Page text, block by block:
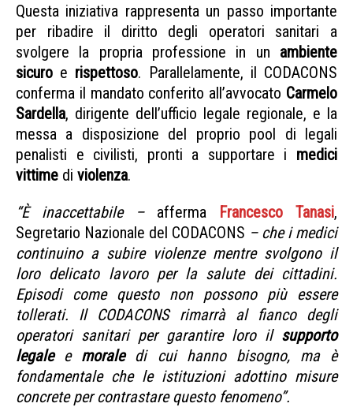
Questa iniziativa rappresenta un passo importante
per ribadire il diritto degli operatori sanitari a
svolgere la propria professione in un ambiente
sicuro e rispettoso. Parallelamente, il CODACONS
conferma il mandato conferito all’avvocato Carmelo
Sardella, dirigente dell’ufficio legale regionale, e la
messa a disposizione del proprio pool di legali
penalisti e civilisti, pronti a supportare i medici
vittime di violenza.
“È inaccettabile – afferma Francesco Tanasi,
Segretario Nazionale del CODACONS – che i medici
continuino a subire violenze mentre svolgono il
loro delicato lavoro per la salute dei cittadini.
Episodi come questo non possono più essere
tollerati. Il CODACONS rimarrà al fianco degli
operatori sanitari per garantire loro il supporto
legalee moraledi cui hanno bisogno, ma è
fondamentale che le istituzioni adottino misure
concrete per contrastare questo fenomeno”.